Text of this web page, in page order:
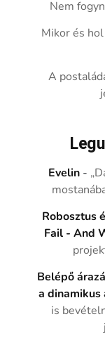
Nem
Mikor és
A
Evelin -
Robosztus
Fail - And
Belépő
a dinamikus
is